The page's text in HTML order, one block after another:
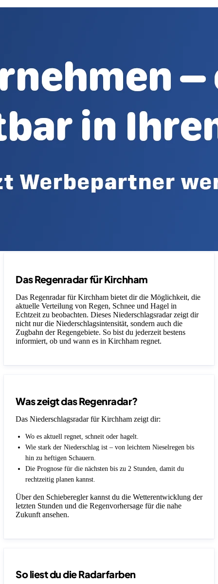
Das Regenradar für Kirchham
Das Regenradar für Kirchham bietet dir die Möglichkeit, die
aktuelle Verteilung von Regen, Schnee und Hagel in
Echtzeit zu beobachten. Dieses Niederschlagsradar zeigt dir
nicht nur die Niederschlagsintensität, sondern auch die
Zugbahn der Regengebiete. So bist du jederzeit bestens
informiert, ob und wann es in Kirchham regnet.
Was zeigt das Regenradar?
Das Niederschlagsradar für Kirchham zeigt dir:
Wo es aktuell regnet, schneit oder hagelt.
Wie stark der Niederschlag ist – von leichtem Nieselregen bis
hin zu heftigen Schauern.
Die Prognose für die nächsten bis zu 2 Stunden, damit du
rechtzeitig planen kannst.
Über den Schieberegler kannst du die Wetterentwicklung der
letzten Stunden und die Regenvorhersage für die nahe
Zukunft ansehen.
So liest du die Radarfarben